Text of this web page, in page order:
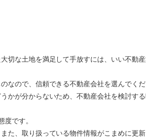
切な土地を満足して手放すには、いい不動
なので、信頼できる不動産会社を選んでくだ
かが分からないため、不動産会社を検討す
です。
た、取り扱っている物件情報がこまめに更